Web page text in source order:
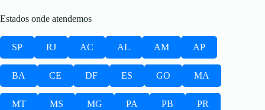
Estados onde atendemos
SP RJ AC AL AM AP
BA CE DF ES GO MA
MT MS MG PA PB PR